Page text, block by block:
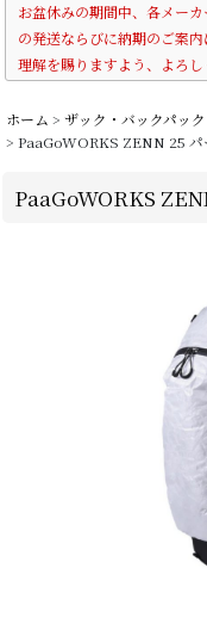
お盆休みの期間中、各メー
の発送ならびに納期のご案
理解を賜りますよう、よろし
ホーム > ザック・バックパック
> PaaGoWORKS ZENN 25 パ
PaaGoWORKS